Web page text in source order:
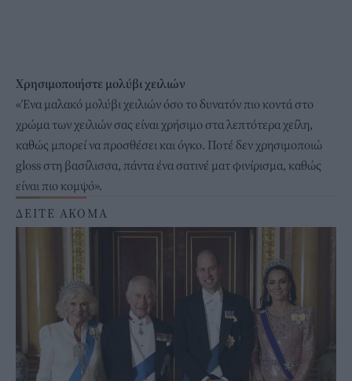
Χρησιμοποιήστε μολύβι χειλιών
«Ένα μαλακό μολύβι χειλιών όσο το δυνατόν πιο κοντά στο
χρώμα των χειλιών σας είναι χρήσιμο στα λεπτότερα χείλη,
καθώς μπορεί να προσθέσει και όγκο. Ποτέ δεν χρησιμοποιώ
gloss στη βασίλισσα, πάντα ένα σατινέ ματ φινίρισμα, καθώς
είναι πιο κομψό».
ΔΕΙΤΕ ΑΚΟΜΑ